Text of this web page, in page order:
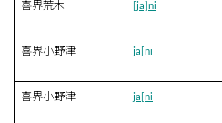
喜界荒木 [ja]ni
喜界小野津 ja[nɪ
喜界小野津 ja[ni